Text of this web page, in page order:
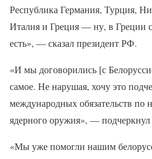
Республика Германия, Турция,
Италия и Греция — ну, в Греции
есть», — сказал президент РФ.
«И мы договорились [с
самое. Не нарушая, хочу это
международных обязательств по
ядерного оружия», —
«Мы уже помогли нашим